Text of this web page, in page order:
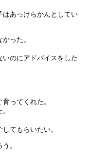
はあっけらかんとしてい
った。
のにアドバイスをした
ってくれた。
てもらいたい。
。